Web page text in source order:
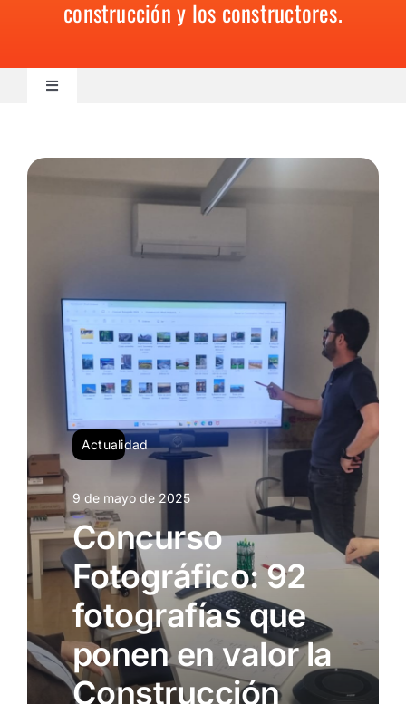
Contacto
construcción y los constructores.
Toggle
Negocio
Innovación
Tendencias
Actualidad
9 de mayo de 2025
Concurso
Fotográfico: 92
fotografías que
ponen en valor la
Construcción